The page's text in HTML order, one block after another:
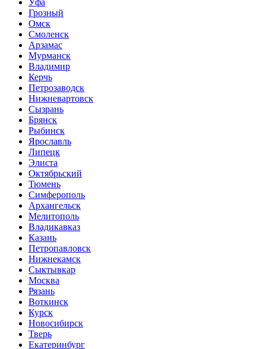
Уфа
Грозный
Омск
Смоленск
Арзамас
Мурманск
Владимир
Керчь
Петрозаводск
Нижневартовск
Сызрань
Брянск
Рыбинск
Ярославль
Липецк
Элиста
Октябрьский
Тюмень
Симферополь
Архангельск
Мелитополь
Владикавказ
Казань
Петропавловск
Нижнекамск
Сыктывкар
Москва
Рязань
Воткинск
Курск
Новосибирск
Тверь
Екатеринбург